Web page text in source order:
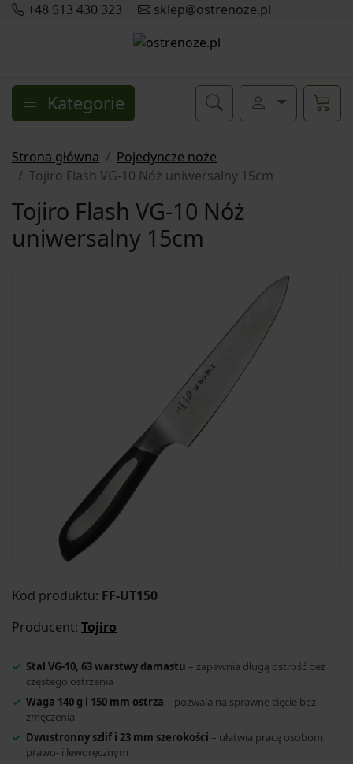
+48 513 430 323 sklep@ostrenoze.pl
Kategorie
Strona główna
Pojedyncze noże
Tojiro Flash VG-10 Nóż uniwersalny 15cm
Tojiro Flash VG-10 Nóż
uniwersalny 15cm
Kod produktu: FF-UT150
Producent: Tojiro
Stal VG-10, 63 warstwy damastu – zapewnia długą ostrość bez
częstego ostrzenia
Waga 140 g i 150 mm ostrza – pozwala na sprawne cięcie bez
zmęczenia
Dwustronny szlif i 23 mm szerokości – ułatwia pracę osobom
prawo- i leworęcznym